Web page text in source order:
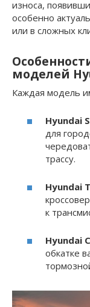
износа,
особенно
или в сложных
моделей
Каждая модель
Hyundai
для
трассу.
Hyundai
к
Hyundai
обкатке